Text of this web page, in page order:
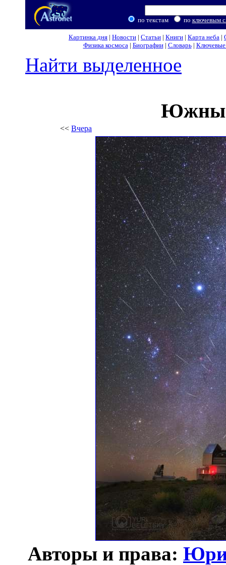
по текстам по ключевым
Картинка дня | Новости | Статьи | Книги | Карта неба |
Физика космоса| Биографии| Словарь| Ключевые
Найти выделенное
<< Вчера
Авторы и права: